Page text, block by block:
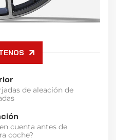
de aleación de
cuenta antes de
coche?